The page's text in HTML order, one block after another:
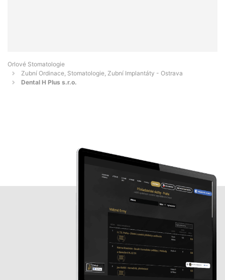
Orlové Stomatologie
Zubní Ordinace, Stomatologie, Zubní Implantáty - Ostrava
Dental H Plus s.r.o.